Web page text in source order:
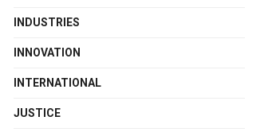
INDUSTRIES
INNOVATION
INTERNATIONAL
JUSTICE